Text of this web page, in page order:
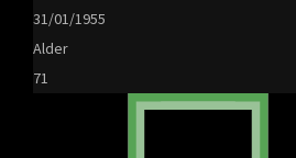
31/01/1955
Alder
71